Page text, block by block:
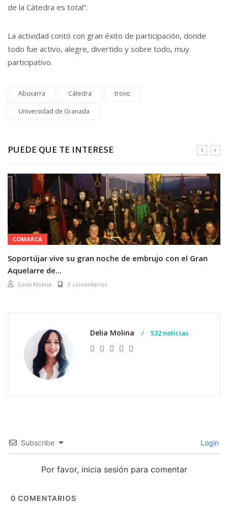
de la Cátedra es total”.
La actividad contó con gran éxito de participación, donde
todo fue activo, alegre, divertido y sobre todo, muy
participativo.
Abuxarra Cátedra trovo
Universidad de Granada
PUEDE QUE TE INTERESE
COMARCA
Soportújar vive su gran noche de embrujo con el Gran
Aquelarre de...
Delia Molina 0 comentarios
Delia Molina 532 noticias
Subscribe Login
Por favor, inicia sesión para comentar
0 COMENTARIOS